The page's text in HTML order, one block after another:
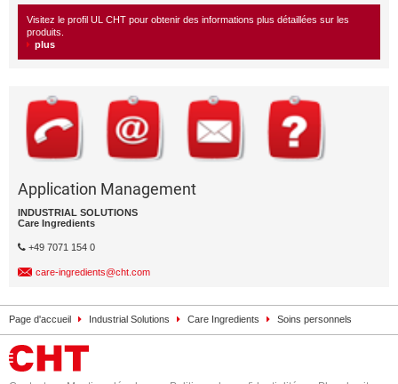
Visitez le profil UL CHT pour obtenir des informations plus détaillées sur les
produits.
plus
Application Management
INDUSTRIAL SOLUTIONS
Care Ingredients
+49 7071 154 0
care-ingredients@cht.com
Page d'accueil Industrial Solutions Care Ingredients Soins personnels